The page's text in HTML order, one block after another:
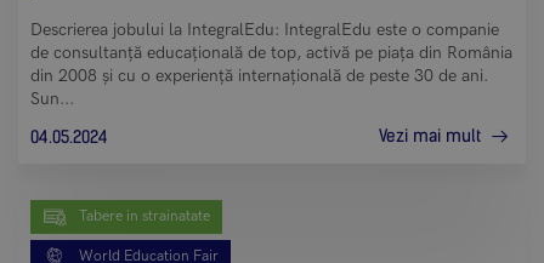
Descrierea jobului la IntegralEdu: IntegralEdu este o companie
de consultanță educațională de top, activă pe piața din România
din 2008 și cu o experiență internațională de peste 30 de ani.
Sun...
04.05.2024
Vezi mai mult
Tabere in strainatate
World Education Fair